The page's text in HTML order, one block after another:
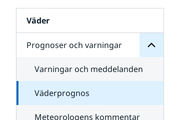
Väder
Prognoser och varningar
för
Varningar och meddelanden
Väderprognos
Meteorologens kommentar